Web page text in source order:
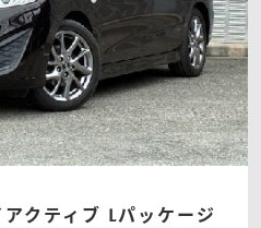
クティブ Lパッケージ